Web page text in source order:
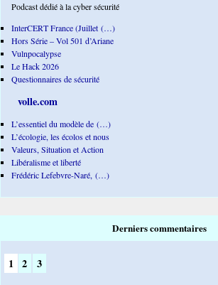
Podcast dédié à la cyber sécurité
InterCERT France (Juillet (…)
Hors Série – Vol 501 d’Ariane
Vulnpocalypse
Le Hack 2026
Questionnaires de sécurité
volle.com
L’essentiel du modèle de (…)
L’écologie, les écolos et nous
Valeurs, Situation et Action
Libéralisme et liberté
Frédéric Lefebvre-Naré, (…)
Derniers commentaires
1 2 3